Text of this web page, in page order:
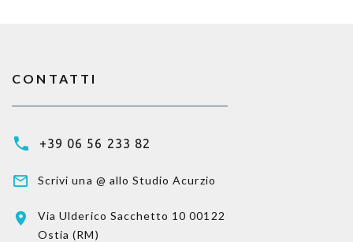
CONTATTI
+39 06 56 233 82
Scrivi una @ allo Studio Acurzio
Via Ulderico Sacchetto 1000122
Ostia (RM)